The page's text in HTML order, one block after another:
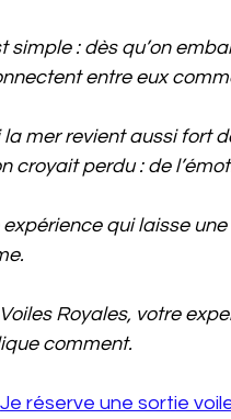
simple : dès qu’on
entre eux
la mer revient aussi fort
croyait perdu : de
expérience qui laisse
Royales, votre
comment.
Je réserve une sortie